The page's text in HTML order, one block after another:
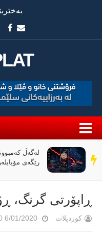
سەر
دێڕ
لەگەڵ
رێگەی مۆبایلەوە 50٪ کەمی
ڕاپۆرتی گرنگ،
کوردپلات 6/01/2020 02:01:00 م